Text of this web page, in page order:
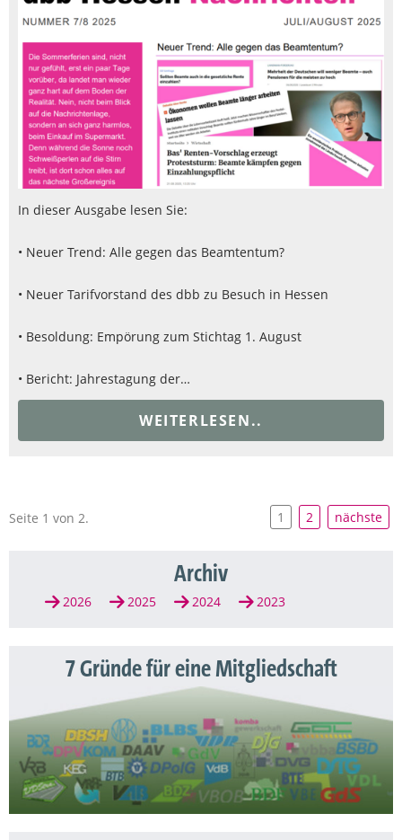
In dieser Ausgabe lesen Sie:
• Neuer Trend: Alle gegen das Beamtentum?
• Neuer Tarifvorstand des dbb zu Besuch in Hessen
• Besoldung: Empörung zum Stichtag 1. August
• Bericht: Jahrestagung der…
WEITERLESEN..
Seite 1 von 2. 1 2 nächste
Archiv
2026 2025 2024 2023
7 Gründe für eine Mitgliedschaft